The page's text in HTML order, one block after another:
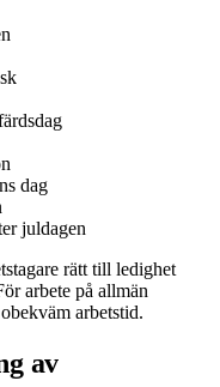
dag
juldagen
rätt till ledighet
arbete på allmän
arbetstid.
av